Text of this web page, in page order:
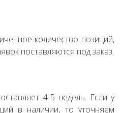
количество позиций,
поставляются под заказ.
4-5 недель. Если у
в наличии, то уточняем